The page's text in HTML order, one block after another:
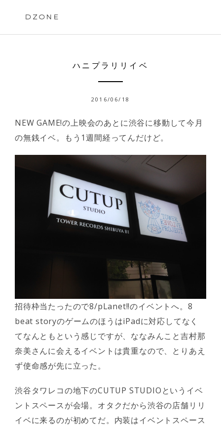
DZONE
ハニプラリリイベ
2016/06/18
NEW GAME!の上映会のあとに渋谷に移動して今月
の無銭イベ。もう1週間経ってんだけど。
招待枠当たったので8/pLanet!!のイベントへ。8
beat storyのゲームのほうはiPadに対応してなく
てなんともという感じですが、ななみんこと吉村那
奈美さんに会えるイベントは貴重なので、とりあえ
ず使命感が先に立った。
渋谷タワレコの地下のCUTUP STUDIOというイベ
ントスペースが会場。オタクだから渋谷の店舗リリ
イベに来るのが初めてだ。内装はイベントスペース